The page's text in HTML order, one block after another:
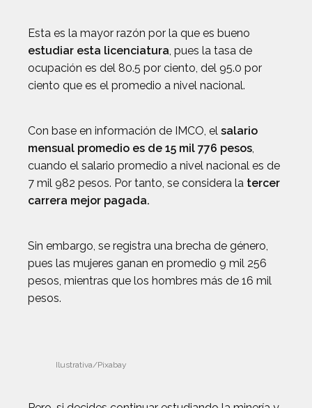
Esta es la mayor razón por la que es bueno
estudiar esta licenciatura, pues la tasa de
ocupación es del 80.5 por ciento, del 95.0 por
ciento que es el promedio a nivel nacional.
Con base en información de IMCO, el salario
mensual promedio es de 15 mil 776 pesos,
cuando el salario promedio a nivel nacional es de
7 mil 982 pesos. Por tanto, se considera la tercer
carrera mejor pagada.
Sin embargo, se registra una brecha de género,
pues las mujeres ganan en promedio 9 mil 256
pesos, mientras que los hombres más de 16 mil
pesos.
Ilustrativa/Pixabay